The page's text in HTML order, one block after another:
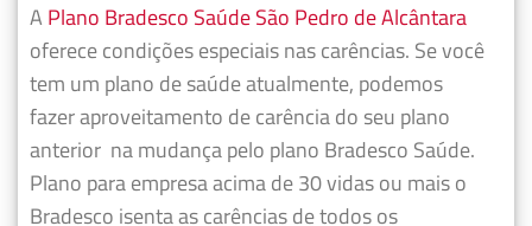
A Plano Bradesco Saúde São Pedro de Alcântara
oferece condições especiais nas carências. Se você
tem um plano de saúde atualmente, podemos
fazeraproveitamento de carência do seu plano
anterior na mudança pelo plano Bradesco Saúde.
Plano para empresa acima de 30 vidas ou mais o
Bradesco isenta as carências de todos os